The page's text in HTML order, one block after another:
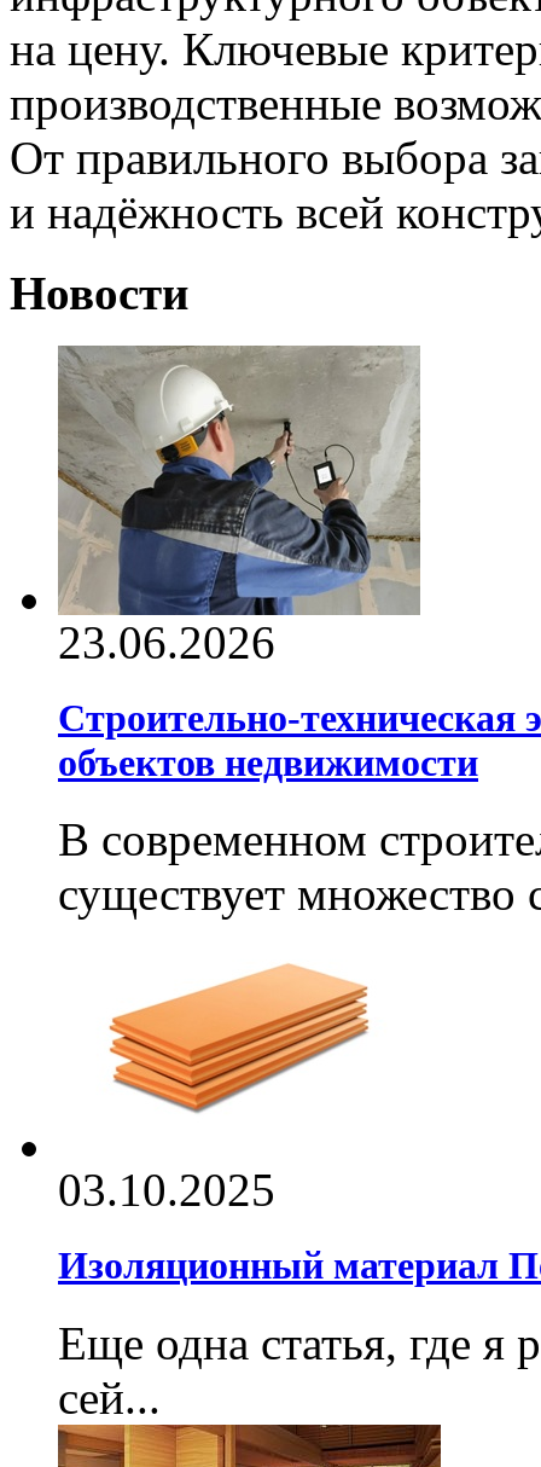
на цену. Ключевые
производственные
От правильного выбора
и надёжность всей
Новости
23.06.2026
Строительно-техническая
объектов недвижимости
В современном
существует множество
03.10.2025
Изоляционный материал
Еще одна статья, где я
сей...